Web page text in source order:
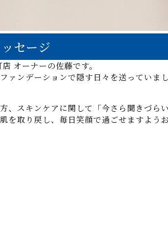
セージ
オーナーの佐藤です。
ァンデーションで隠す日々を送ってい
、スキンケアに関して「今さら聞きづら
を取り戻し、毎日笑顔で過ごせますよう